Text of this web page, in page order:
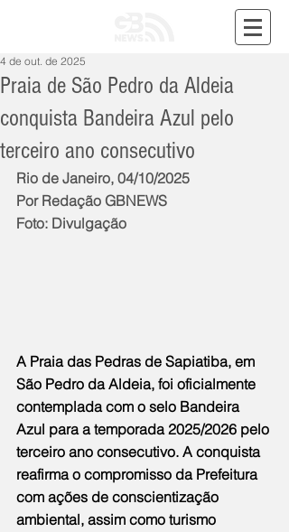
Praia de São Pedro da Aldeia
conquista Bandeira Azul pelo
terceiro ano consecutivo
4 de out. de 2025
Rio de Janeiro, 04/10/2025
Por Redação GBNEWS
Foto: Divulgação
A Praia das Pedras de Sapiatiba, em
São Pedro da Aldeia, foi oficialmente
contemplada com o selo Bandeira
Azul para a temporada 2025/2026 pelo
terceiro ano consecutivo. A conquista
reafirma o compromisso da Prefeitura
com ações de conscientização
ambiental, assim como turismo